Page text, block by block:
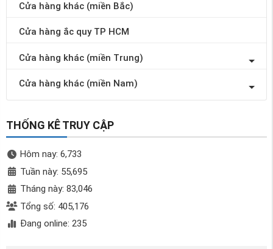
Cửa hàng khác (miền Bắc)
Cửa hàng ắc quy TP HCM
Cửa hàng khác (miền Trung)
Cửa hàng khác (miền Nam)
THỐNG KÊ TRUY CẬP
Hôm nay: 6,733
Tuần này: 55,695
Tháng này: 83,046
Tổng số: 405,176
Đang online: 235